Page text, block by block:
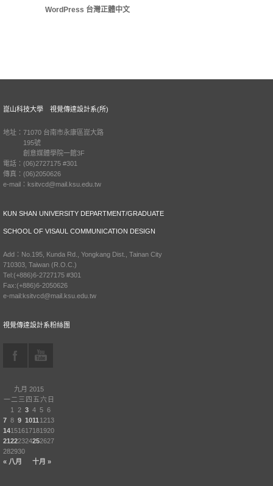
WordPress 台灣正體中文
崑山科技大學 視覺傳達設計系(所)
地址：71070 台南市永康區崑大路
195號
創意媒體學院一館3F
電話：(06)2727175 #301
傳真：(06)2050626
e-mail：ksitvcd@mail.ksu.edu.tw
KUN SHAN UNIVERSITY DEPARTMENT/GRADUATE
SCHOOL OF VISAUL COMMUNICATION DESIGN
Add：No.195, Kunda Rd., Yongkang Dist., Tainan City
710303, Taiwan (R.O.C.)
Tel:(+886)6-2727175 #301
Fax:(+886)6-2050626
e-mail:ksitvcd@mail.ksu.edu.tw
視覺傳達設計系粉絲團
九月 2015
一 二 三 四 五六 日
« 八月 十月 »
1 2 3 4 5 6
7 8 9 1011 1213
14151617181920
21222324252627
282930